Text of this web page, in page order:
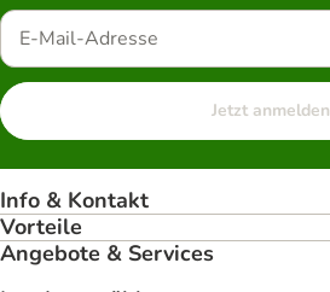
Jetzt anmelden
Info & Kontakt
Vorteile
Angebote & Services